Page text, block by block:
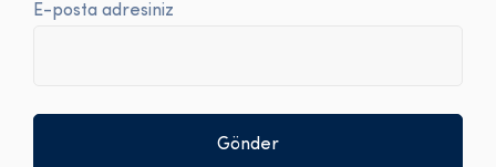
E-posta adresiniz